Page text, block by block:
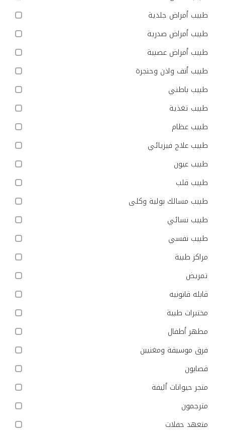
طبيب أمراض جلدية
طبيب أمراض صدرية
طبيب أمراض عصبية
طبيب أنف واذن وحنجرة
طبيب باطني
طبيب تغذية
طبيب عظام
طبيب علاج فيزيائي
طبيب عيون
طبيب قلب
طبيب مسالك بولية وكلى
طبيب نسائي
طبيب نفسي
مراكز طبية
تمريض
قابله قانونيه
مختبرات طبية
مطهر أطفال
فرق موسيقة ومغنيين
قصابون
متجر حيوانات أليفة
مترجمون
متعهد حفلات